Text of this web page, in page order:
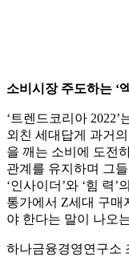
소비시장 주도하는 ‘
‘트렌드코리아
외친 세대답게 과거
을 깨는 소비에 도전
관계를 유지하며 그
‘인사이더’와 ‘힘 력
통가에서 Z세대 구매
야 한다는 말이 나오
하나금융경영연구소